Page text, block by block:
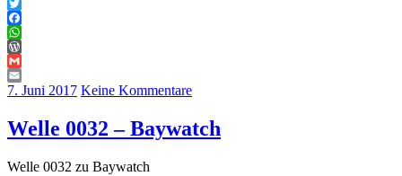
Twitter
Facebook
WhatsApp
WordPress
Gmail
Email
7. Juni 2017 Keine Kommentare
Welle 0032 – Baywatch
Welle 0032 zu Baywatch